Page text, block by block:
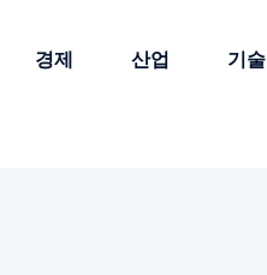
경제 산업 기술